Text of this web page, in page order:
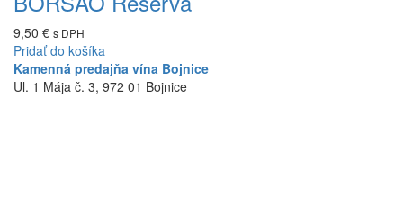
9,50 € s DPH
Pridať do košíka
Kamenná predajňa vína Bojnice
Ul. 1 Mája č. 3, 972 01 Bojnice